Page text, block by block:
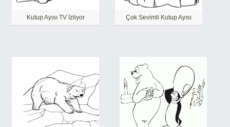
Kutup Ayısı TV İzliyor Çok Sevimli Kutup Ayısı